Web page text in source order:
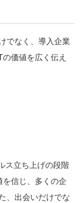
でなく、導入企業
価値を広く伝え
ス立ち上げの段階
信じ、多くの企
、出会いだけでな